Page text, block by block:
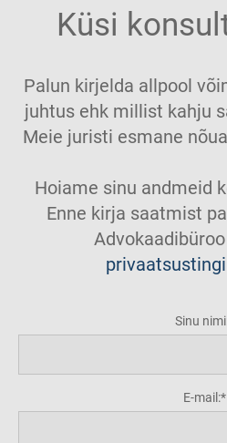
Küsi
Palun kirjelda allpool
juhtus ehk millist kahju
Meie juristi esmane
Hoiame sinu andmeid
Enne kirja saatmist
Advokaadibüroo
Sinu
E-mail: